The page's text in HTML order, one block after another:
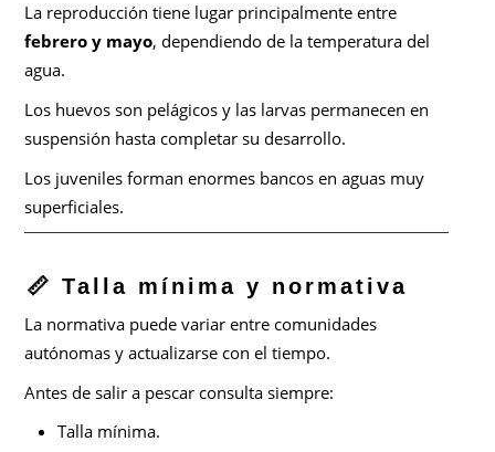
La reproducción tiene lugar principalmente entre
febrero y mayo, dependiendo de la temperatura del
agua.
Los huevos son pelágicos y las larvas permanecen en
suspensión hasta completar su desarrollo.
Los juveniles forman enormes bancos en aguas muy
superficiales.
📏 Talla mínima y normativa
La normativa puede variar entre comunidades
autónomas y actualizarse con el tiempo.
Antes de salir a pescar consulta siempre:
Talla mínima.